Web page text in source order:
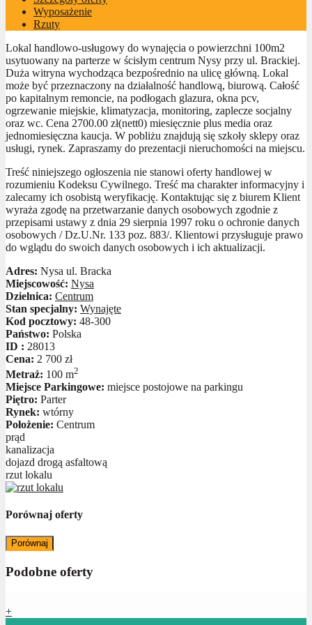
Wyposażenie
Rzuty
Lokal handlowo-usługowy do wynajęcia o powierzchni 100m2
usytuowany na parterze w ścisłym centrum Nysy przy ul. Brackiej.
Duża witryna wychodząca bezpośrednio na ulicę główną. Lokal
może być przeznaczony na działalność handlową, biurową. Całość
po kapitalnym remoncie, na podłogach glazura, okna pcv,
ogrzewanie miejskie, klimatyzacja, monitoring, zaplecze socjalny
oraz wc. Cena 2700.00 zł(nett0) miesięcznie plus media oraz
jednomiesięczna kaucja. W pobliżu znajdują się szkoły sklepy oraz
usługi, rynek. Zapraszamy do prezentacji nieruchomości na miejscu.
Treść niniejszego ogłoszenia nie stanowi oferty handlowej w
rozumieniu Kodeksu Cywilnego. Treść ma charakter informacyjny i
zalecamy ich osobistą weryfikację. Kontaktując się z biurem Klient
wyraża zgodę na przetwarzanie danych osobowych zgodnie z
przepisami ustawy z dnia 29 sierpnia 1997 roku o ochronie danych
osobowych / Dz.U.Nr. 133 poz. 883/. Klientowi przysługuje prawo
do wglądu do swoich danych osobowych i ich aktualizacji.
Adres: Nysa ul. Bracka
Miejscowość: Nysa
Dzielnica: Centrum
Stan specjalny: Wynajęte
Kod pocztowy: 48-300
Państwo: Polska
ID : 28013
Cena: 2 700 zł
Metraż: 100 m2
Miejsce Parkingowe: miejsce postojowe na parkingu
Piętro: Parter
Rynek: wtórny
Położenie: Centrum
prąd
kanalizacja
dojazd drogą asfaltową
rzut lokalu
Porównaj oferty
Porównaj
Podobne oferty
+